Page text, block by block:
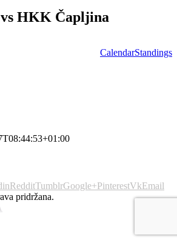
HKK Čapljina
CalendarStandings
RedditTumblrGoogle+PinterestVkEmail
pridržana.